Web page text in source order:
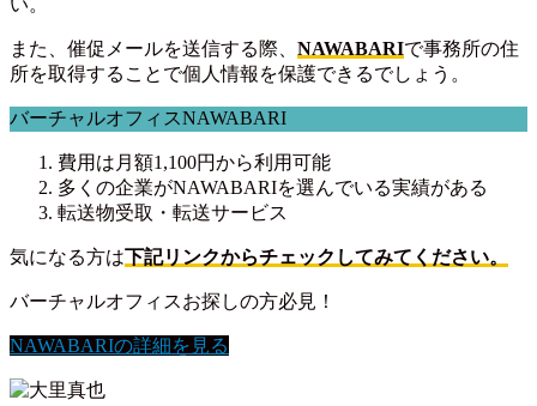
また、催促メールを送信する際、 NAWABARIで事務所の住
所を取得することで個人情報を保護できるでしょう。
バーチャルオフィスNAWABARI
費用は月額1,100円から利用可能
多くの企業がNAWABARIを選んでいる実績がある
転送物受取・転送サービス
気になる方は下記リンクからチェックしてみてください。
バーチャルオフィスお探しの方必見！
NAWABARIの詳細を見る